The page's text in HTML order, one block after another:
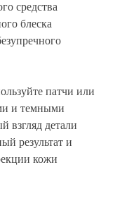
средства
блеска
патчи или
и темными
взгляд детали
результат и
кожи